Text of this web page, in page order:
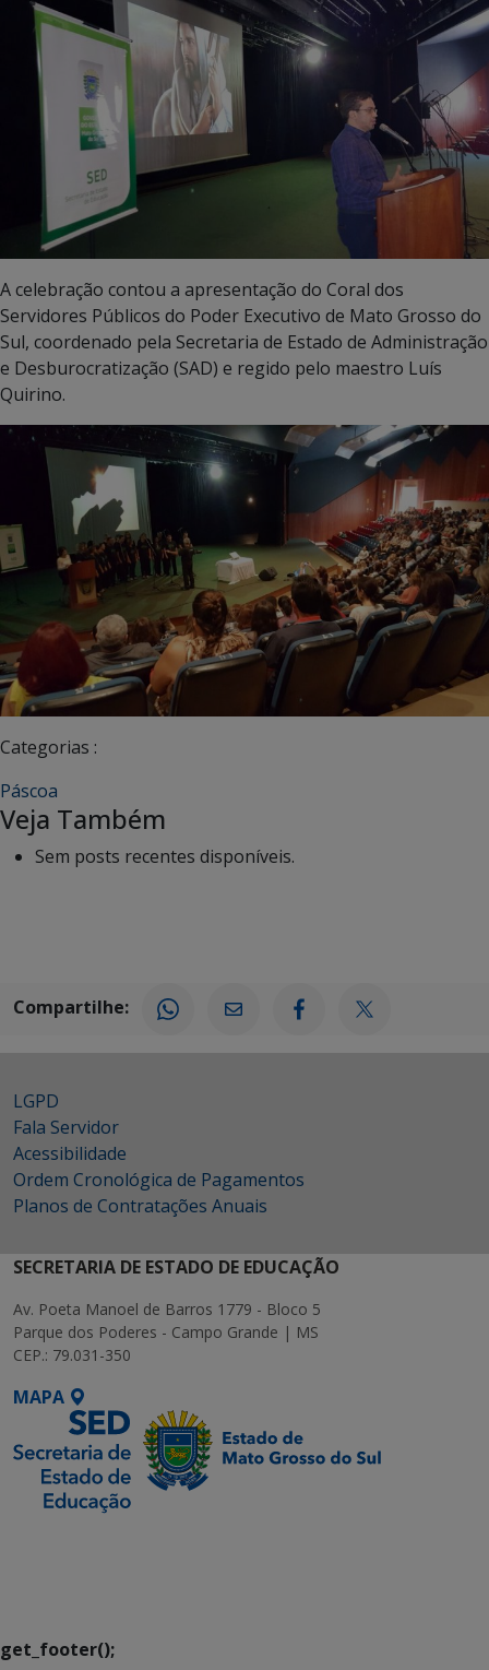
A celebração contou a apresentação do Coral dos
Servidores Públicos do Poder Executivo de Mato Grosso do
Sul, coordenado pela Secretaria de Estado de Administração
e Desburocratização (SAD) e regido pelo maestro Luís
Quirino.
Categorias :
Páscoa
Veja Também
Sem posts recentes disponíveis.
Compartilhe:
LGPD
Fala Servidor
Acessibilidade
Ordem Cronológica de Pagamentos
Planos de Contratações Anuais
SECRETARIA DE ESTADO DE EDUCAÇÃO
Av. Poeta Manoel de Barros 1779 - Bloco 5
Parque dos Poderes - Campo Grande | MS
CEP.: 79.031-350
MAPA
get_footer();